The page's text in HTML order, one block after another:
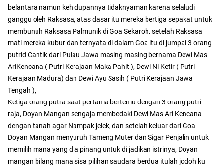
belantara namun kehidupannya tidaknyaman karena selaludi
ganggu oleh Raksasa, atas dasar itu mereka bertiga sepakat untuk
membunuh Raksasa Palmunik di Goa Sekaroh, setelah Raksasa
mati mereka kubur dan ternyata di dalam Goa itu di jumpai 3 orang
putrid Cantik dari Pulau Jawa masing masing bernama Dewi Mas
AriKencana ( Putri Kerajaan Maka Pahit ), Dewi Ni Ketir ( Putri
Kerajaan Madura) dan Dewi Ayu Sasih ( Putri Kerajaan Jawa
Tengah ),
Ketiga orang putra saat pertama bertemu dengan 3 orang putri
raja, Doyan Mangan sengaja membedaki Dewi Mas Ari Kencana
dengan tanah agar Nampak jelek, dan setelah keluar dari Goa
Doyan Mangan menyuruh Tameng Muter dan Sigar Penjalin untuk
memilih mana yang dia pinang untuk di jadikan istrinya, Doyan
mangan bilang mana sisa pilihan saudara berdua itulah jodoh ku